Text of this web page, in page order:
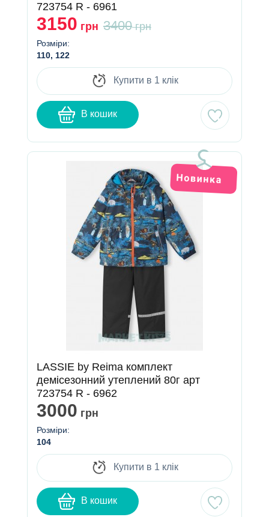
723754 R - 6961
3150 грн 3400грн
Розміри:
110, 122
Купити в 1 клік
В кошик
LASSIE by Reima комплект
демісезонний утеплений 80г арт
723754 R - 6962
3000 грн
Розміри:
104
Купити в 1 клік
В кошик